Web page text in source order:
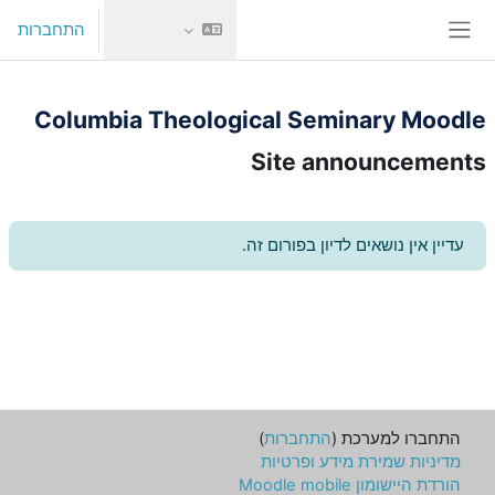
התחברות
Columbia Theological Seminary Moodle
Site announcements
עדיין אין נושאים לדיון בפורום זה.
התחברו למערכת (התחברות)
מדיניות שמירת מידע ופרטיות
הורדת היישומון Moodle mobile